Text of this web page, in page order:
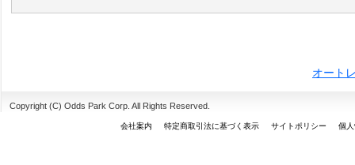
オート
Copyright (C) Odds Park Corp. All Rights Reserved.
会社案内 特定商取引法に基づく表示 サイトポリシー 個